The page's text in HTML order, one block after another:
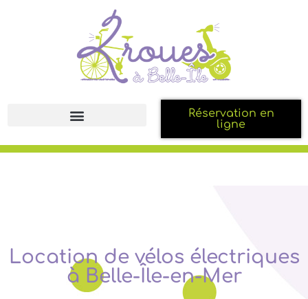
Réservation en
ligne
Location de vélos électriques
à Belle-Île-en-Mer